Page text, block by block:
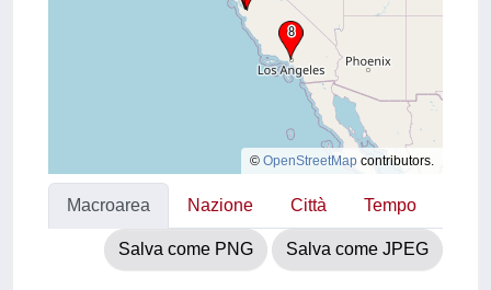
© OpenStreetMap contributors.
Macroarea Nazione Città Tempo
Salva come PNG Salva come JPEG